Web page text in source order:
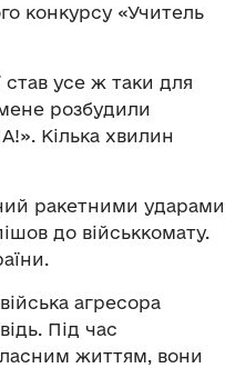
конкурсу «Учитель
став усе ж таки для
розбудили
Кілька хвилин
ракетними ударами
до військкомату.
агресора
Під час
життям, вони